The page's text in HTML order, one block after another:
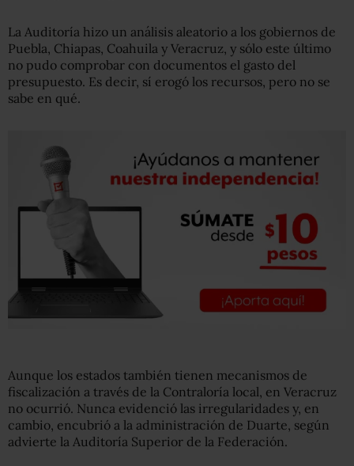
La Auditoría hizo un análisis aleatorio a los gobiernos de
Puebla, Chiapas, Coahuila y Veracruz, y sólo este último
no pudo comprobar con documentos el gasto del
presupuesto. Es decir, sí erogó los recursos, pero no se
sabe en qué.
Aunque los estados también tienen mecanismos de
fiscalización a través de la Contraloría local, en Veracruz
no ocurrió. Nunca evidenció las irregularidades y, en
cambio, encubrió a la administración de Duarte, según
advierte la Auditoría Superior de la Federación.